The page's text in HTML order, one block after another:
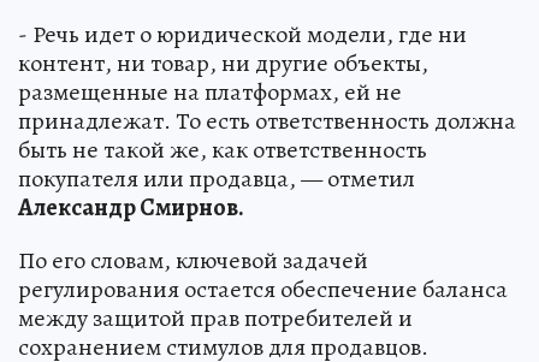
- Речь идет о юридической модели, где ни
контент, ни товар, ни другие объекты,
размещенные на платформах, ей не
принадлежат. То есть ответственность должна
быть не такой же, как ответственность
покупателя или продавца, — отметил
Александр Смирнов.
По его словам, ключевой задачей
регулирования остается обеспечение баланса
между защитой прав потребителей и
сохранением стимулов для продавцов.